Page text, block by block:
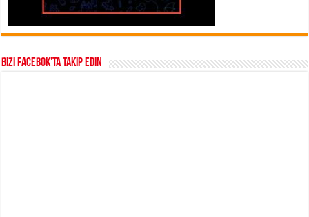
Bizi Facebok’ta takip edin